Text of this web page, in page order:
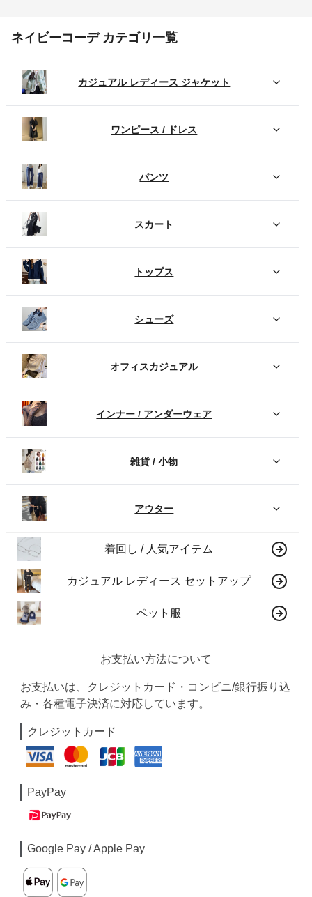
ネイビーコーデ カテゴリ一覧
カジュアル レディース ジャケット
ワンピース / ドレス
パンツ
スカート
トップス
シューズ
オフィスカジュアル
インナー / アンダーウェア
雑貨 / 小物
アウター
着回し / 人気アイテム
カジュアル レディース セットアップ
ペット服
お支払い方法について
お支払いは、クレジットカード・コンビニ/銀行振り込
み・各種電子決済に対応しています。
クレジットカード
PayPay
Google Pay / Apple Pay